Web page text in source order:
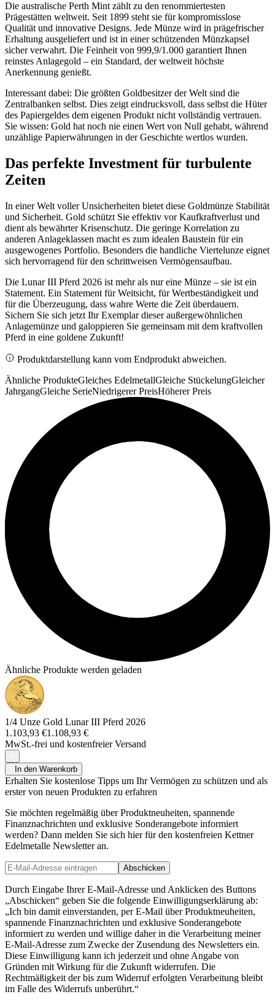
Die australische Perth Mint zählt zu den renommiertesten
Prägestätten weltweit. Seit 1899 steht sie für kompromisslose
Qualität und innovative Designs. Jede Münze wird in prägefrischer
Erhaltung ausgeliefert und ist in einer schützenden Münzkapsel
sicher verwahrt. Die Feinheit von 999,9/1.000 garantiert Ihnen
reinstes Anlagegold – ein Standard, der weltweit höchste
Anerkennung genießt.
Interessant dabei: Die größten Goldbesitzer der Welt sind die
Zentralbanken selbst. Dies zeigt eindrucksvoll, dass selbst die Hüter
des Papiergeldes dem eigenen Produkt nicht vollständig vertrauen.
Sie wissen: Gold hat noch nie einen Wert von Null gehabt, während
unzählige Papierwährungen in der Geschichte wertlos wurden.
Das perfekte Investment für turbulente
Zeiten
In einer Welt voller Unsicherheiten bietet diese Goldmünze Stabilität
und Sicherheit. Gold schützt Sie effektiv vor Kaufkraftverlust und
dient als bewährter Krisenschutz. Die geringe Korrelation zu
anderen Anlageklassen macht es zum idealen Baustein für ein
ausgewogenes Portfolio. Besonders die handliche Viertelunze eignet
sich hervorragend für den schrittweisen Vermögensaufbau.
Die Lunar III Pferd 2026 ist mehr als nur eine Münze – sie ist ein
Statement. Ein Statement für Weitsicht, für Wertbeständigkeit und
für die Überzeugung, dass wahre Werte die Zeit überdauern.
Sichern Sie sich jetzt Ihr Exemplar dieser außergewöhnlichen
Anlagemünze und galoppieren Sie gemeinsam mit dem kraftvollen
Pferd in eine goldene Zukunft!
Produktdarstellung kann vom Endprodukt abweichen.
Ähnliche ProdukteGleiches EdelmetallGleiche StückelungGleicher
JahrgangGleiche SerieNiedrigerer PreisHöherer Preis
Ähnliche Produkte werden geladen
1/4 Unze Gold Lunar III Pferd 2026
1.103,93 €1.108,93 €
MwSt.-frei und kostenfreier Versand
In den Warenkorb
Erhalten Sie kostenlose Tipps um Ihr Vermögen zu schützen und als
erster von neuen Produkten zu erfahren
Sie möchten regelmäßig über Produktneuheiten, spannende
Finanznachrichten und exklusive Sonderangebote informiert
werden? Dann melden Sie sich hier für den kostenfreien Kettner
Edelmetalle Newsletter an.
Abschicken
Durch Eingabe Ihrer E-Mail-Adresse und Anklicken des Buttons
„Abschicken“ geben Sie die folgende Einwilligungserklärung ab:
„Ich bin damit einverstanden, per E-Mail über Produktneuheiten,
spannende Finanznachrichten und exklusive Sonderangebote
informiert zu werden und willige daher in die Verarbeitung meiner
E-Mail-Adresse zum Zwecke der Zusendung des Newsletters ein.
Diese Einwilligung kann ich jederzeit und ohne Angabe von
Gründen mit Wirkung für die Zukunft widerrufen. Die
Rechtmäßigkeit der bis zum Widerruf erfolgten Verarbeitung bleibt
im Falle des Widerrufs unberührt.“